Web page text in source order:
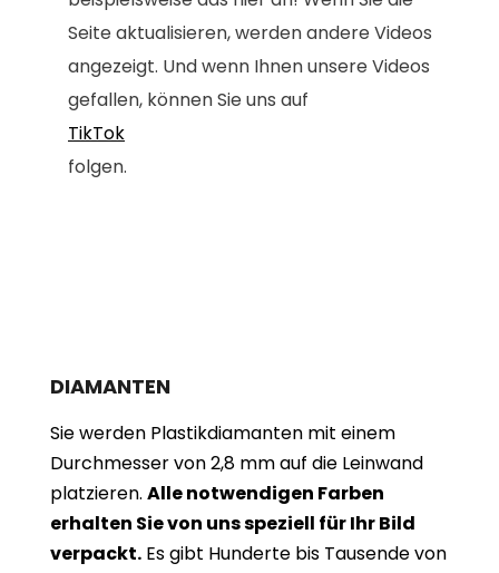
Seite aktualisieren, werden andere Videos
angezeigt. Und wenn Ihnen unsere Videos
gefallen, können Sie uns auf
TikTok
folgen.
DIAMANTEN
Sie werden Plastikdiamanten mit einem
Durchmesser von 2,8 mm auf die Leinwand
platzieren. Alle notwendigen Farben
erhalten Sie von uns speziell für Ihr Bild
verpackt. Es gibt Hunderte bis Tausende von